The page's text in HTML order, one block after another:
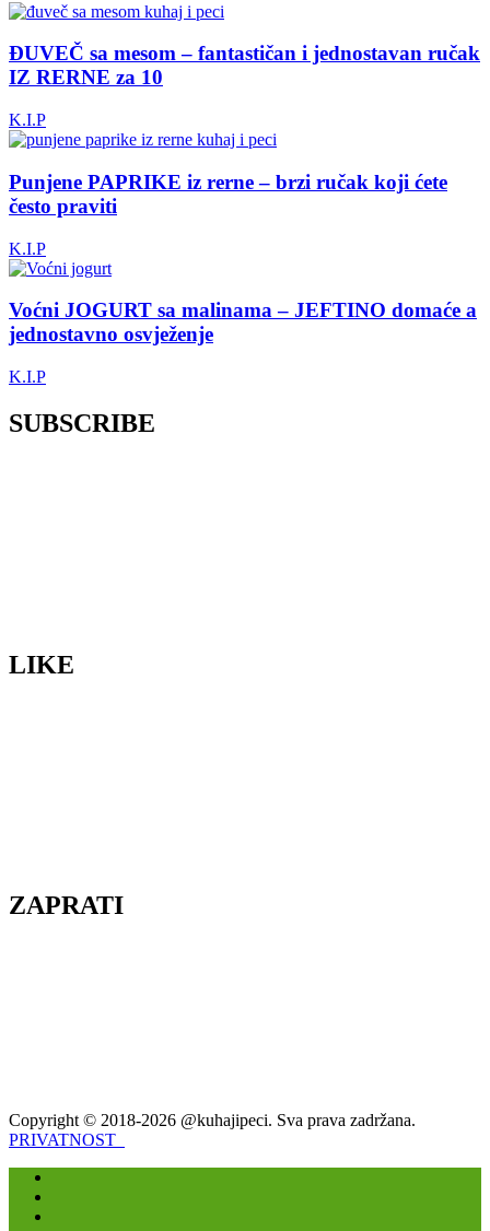
ĐUVEČ sa mesom – fantastičan i jednostavan ručak
IZ RERNE za 10
K.I.P
Punjene PAPRIKE iz rerne – brzi ručak koji ćete
često praviti
K.I.P
Voćni JOGURT sa malinama – JEFTINO domaće a
jednostavno osvježenje
K.I.P
SUBSCRIBE
LIKE
ZAPRATI
Copyright © 2018-2026 @kuhajipeci. Sva prava zadržana.
PRIVATNOST